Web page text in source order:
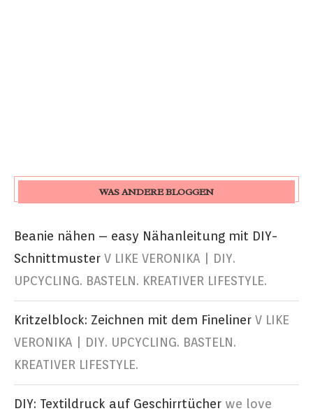
WAS ANDERE BLOGGEN
Beanie nähen – easy Nähanleitung mit DIY-
Schnittmuster V LIKE VERONIKA | DIY.
UPCYCLING. BASTELN. KREATIVER LIFESTYLE.
Kritzelblock: Zeichnen mit dem Fineliner V LIKE
VERONIKA | DIY. UPCYCLING. BASTELN.
KREATIVER LIFESTYLE.
DIY: Textildruck auf Geschirrtücher we love